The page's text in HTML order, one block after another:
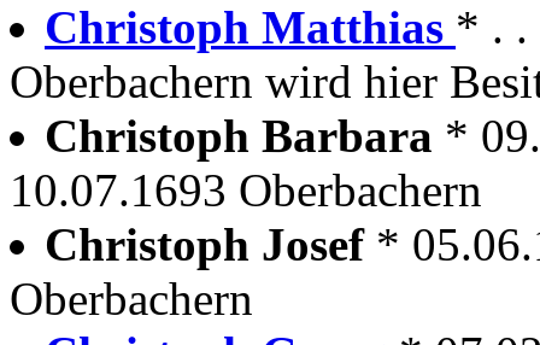
Christoph Matthias * . .
Oberbachern wird hier
Christoph Barbara *
10.07.1693 Oberbachern
Christoph Josef *
Oberbachern